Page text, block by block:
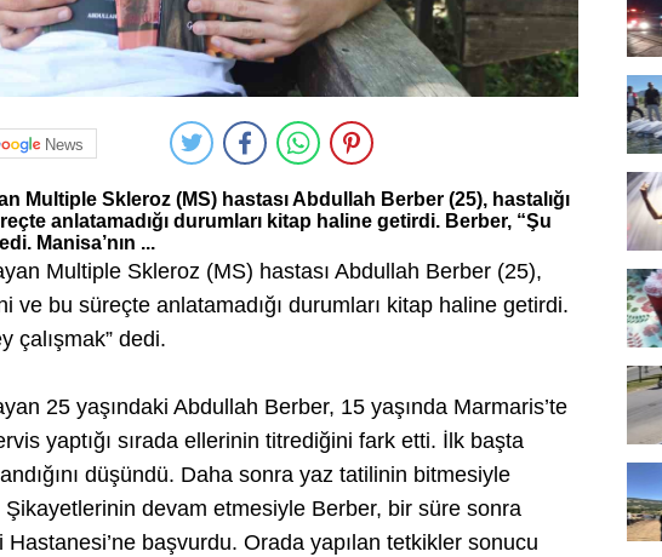
News
Multiple Skleroz (MS) hastası Abdullah Berber (25), hastalığı
anlatamadığı durumları kitap haline getirdi. Berber, “Şu
Manisa’nın ...
Multiple Skleroz (MS) hastası Abdullah Berber (25),
ve bu süreçte anlatamadığı durumları kitap haline getirdi.
çalışmak” dedi.
25 yaşındaki Abdullah Berber, 15 yaşında Marmaris’te
yaptığı sırada ellerinin titrediğini fark etti. İlk başta
düşündü. Daha sonra yaz tatilinin bitmesiyle
devam etmesiyle Berber, bir süre sonra
başvurdu. Orada yapılan tetkikler sonucu